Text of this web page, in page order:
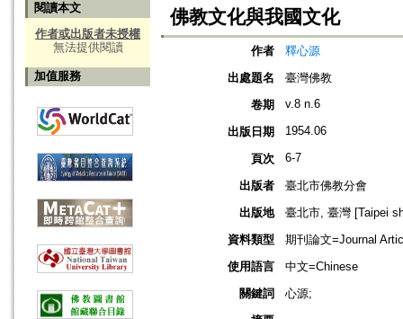
閱讀本文
作者或出版者未授權
無法提供閱讀
加值服務
佛教文化與我國文化
作者
釋心源
出處題名
臺灣佛教
卷期
v.8 n.6
出版日期 1954.06
頁次 6-7
出版者
臺北市佛教分會
出版地
臺北市, 臺灣 [Taipei
資料類型
期刊論文=Journal
使用語言
中文=Chinese
關鍵詞
心源;